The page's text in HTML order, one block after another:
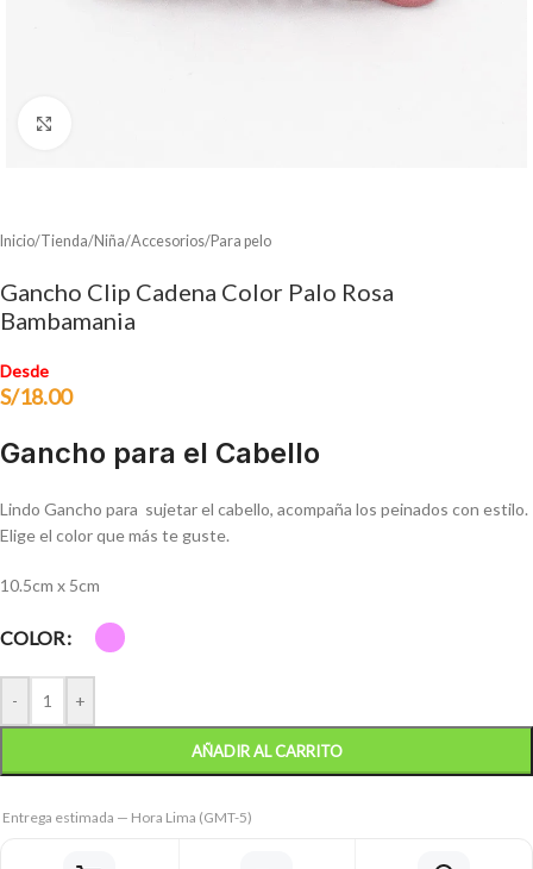
Inicio/Tienda/Niña/Accesorios/Para pelo
Gancho Clip Cadena Color Palo Rosa
Bambamania
Desde
S/18.00
Gancho para el Cabello
Lindo Gancho para sujetar el cabello, acompaña los peinados con estilo.
Elige el color que más te guste.
10.5cm x 5cm
COLOR
- +
AÑADIR AL CARRITO
Entrega estimada — Hora Lima (GMT-5)